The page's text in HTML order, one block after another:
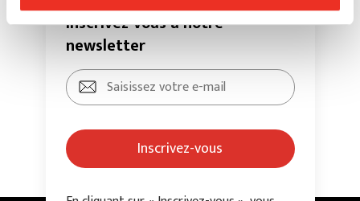
Inscrivez-vous à notre
newsletter
Inscrivez-vous